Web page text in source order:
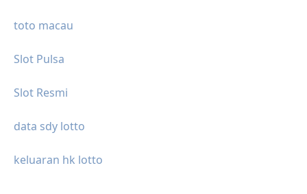
toto macau
Slot Pulsa
Slot Resmi
data sdy lotto
keluaran hk lotto